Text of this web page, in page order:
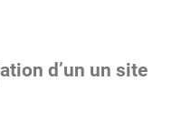
d’un un site